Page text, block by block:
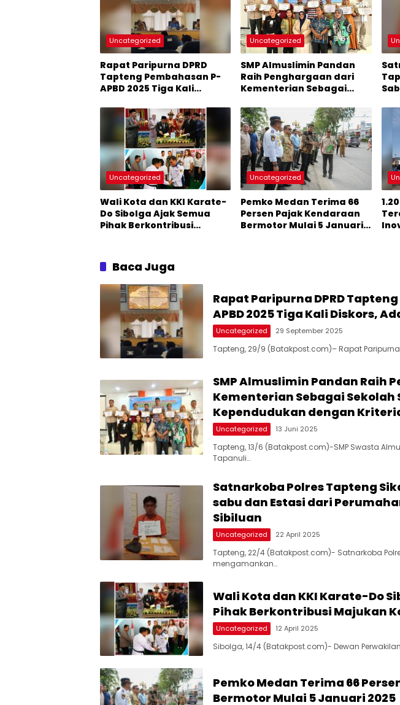
Uncategorized
Rapat Paripurna DPRD
Tapteng Pembahasan P-
APBD 2025 Tiga Kali
Uncategorized
SMP Almuslimin Pandan
Raih Penghargaan dari
Kementerian Sebagai
Kependudukan dengan
Kriteria Paripurna 2024
Uncategorized
Wali Kota dan KKI Karate-
Do Sibolga Ajak Semua
Pihak Berkontribusi
Uncategorized
Pemko Medan Terima 66
Persen Pajak Kendaraan
Bermotor Mulai 5 Januari
Baca Juga
Rapat Paripurna DPRD
APBD 2025 Tiga Kali Diskors,
Uncategorized 29 September 2025
Tapteng, 29/9 (Batakpost.com)– Rapat Paripurna
SMP Almuslimin Pandan Raih
Kementerian Sebagai Sekolah
Kependudukan dengan
Uncategorized 13 Juni 2025
Tapteng, 13/6 (Batakpost.com)-SMP Swasta
Tapanuli…
Satnarkoba Polres Tapteng
sabu dan Estasi dari
Sibiluan
Uncategorized 22 April 2025
Tapteng, 22/4 (Batakpost.com)- Satnarkoba
mengamankan…
Wali Kota dan KKI Karate-Do
Pihak Berkontribusi Majukan
Uncategorized 12 April 2025
Sibolga, 14/4 (Batakpost.com)- Dewan
Pemko Medan Terima 66
Bermotor Mulai 5 Januari 2025